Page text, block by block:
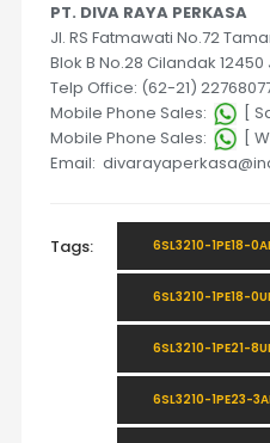
PT. DIVA RAYA PERKASA
Jl. RS Fatmawati No.72
Blok B No.28 Cilandak
Telp Office: (62-21)
Mobile Phone Sales:
[
Mobile Phone Sales:
[
Email:
Tags: 6SL3210-1PE18-
6SL3210-1PE18-
6SL3210-1PE21-
6SL3210-1PE23-